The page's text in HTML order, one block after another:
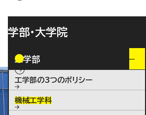
学部・大学院
工学部
工学部の3つのポリシー
機械工学科